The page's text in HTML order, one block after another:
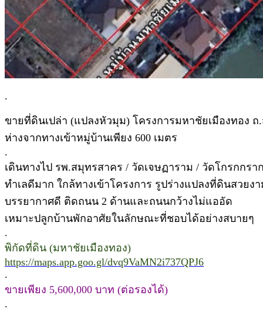
.
ขายที่ดินเปล่า (แปลงหัวมุม) โครงการมหาชัยเมืองทอง
ห่างจากทางเข้าหมู่บ้านเพียง 600 เมตร
.
เดินทางไป รพ.สมุทรสาคร / วัดเจษฏาราม / วัดโกรกกรา
ทำเลดีมาก ใกล้ทางเข้าโครงการ รูปร่างแปลงที่ดินสวยงา
บรรยากาศดี ติดถนน 2 ด้านและถนนกว้างไม่แออัด
เหมาะปลูกบ้านพักอาศัยในลักษณะที่ชอบได้อย่างสบายๆ
.
พิกัดที่ดิน (มหาชัยเมืองทอง)
https://maps.app.goo.gl/dvq9VaMN2i737QPJ6
.
ขายเพียง 5,600,000 บาท (ต่อรองได้)
.